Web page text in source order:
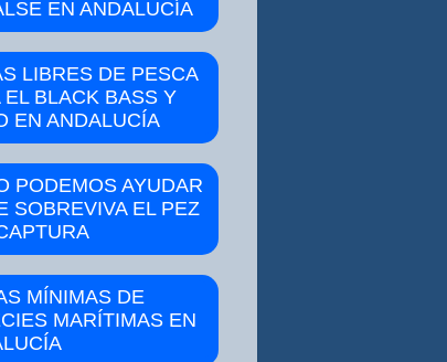
EN ANDALUCÍA
LIBRES DE PESCA
EL BLACK BASS Y
EN ANDALUCÍA
PODEMOS AYUDAR
SOBREVIVA EL PEZ
MÍNIMAS DE
MARÍTIMAS EN